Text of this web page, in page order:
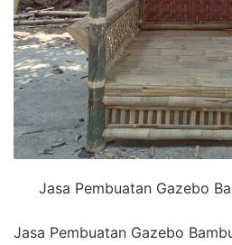
Jasa Pembuatan Gazebo
Jasa Pembuatan Gazebo